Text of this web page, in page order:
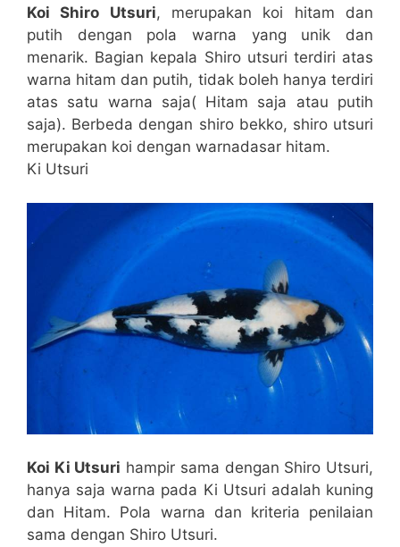
Koi Shiro Utsuri, merupakan koi hitam dan
putih dengan pola warna yang unik dan
menarik. Bagian kepala Shiro utsuri terdiri atas
warna hitam dan putih, tidak boleh hanya terdiri
atas satu warna saja( Hitam saja atau putih
saja). Berbeda dengan shiro bekko, shiro utsuri
merupakan koi dengan warnadasar hitam.
Ki Utsuri
Koi Ki Utsuri hampir sama dengan Shiro Utsuri,
hanya saja warna pada Ki Utsuri adalah kuning
dan Hitam. Pola warna dan kriteria penilaian
sama dengan Shiro Utsuri.